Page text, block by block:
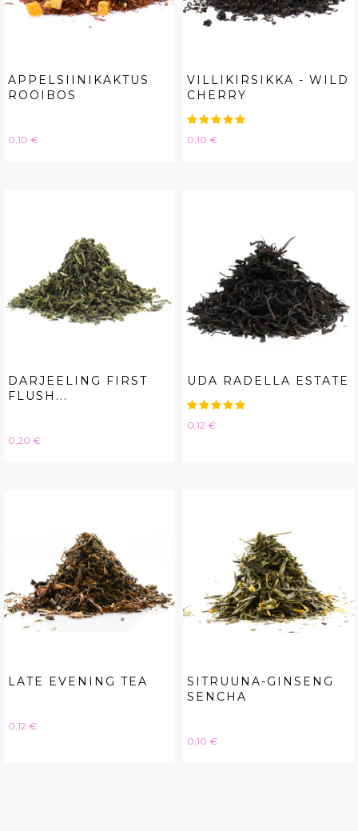
APPELSIINIKAKTUS
ROOIBOS
Hinta
0,10 €
VILLIKIRSIKKA - WILD
CHERRY
Hinta
0,10 €
DARJEELING FIRST
FLUSH...
Hinta
0,20 €
UDA RADELLA ESTATE
Hinta
0,12 €
LATE EVENING TEA
Hinta
0,12 €
SITRUUNA-GINSENG
SENCHA
Hinta
0,10 €